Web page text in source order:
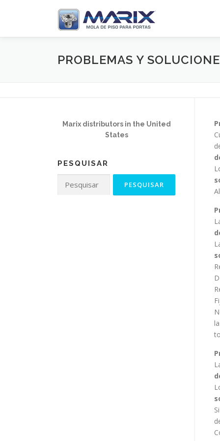
conteúdo
PROBLEMAS Y
Marix distributors in the United
States
PESQUISAR
por: